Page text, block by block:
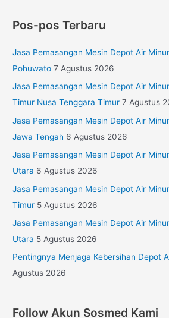
Pos-pos Terbaru
Jasa Pemasangan Mesin Depot Air
Pohuwato 7 Agustus 2026
Jasa Pemasangan Mesin Depot Air
Timur Nusa Tenggara Timur 7 Agustus
Jasa Pemasangan Mesin Depot Air
Jawa Tengah 6 Agustus 2026
Jasa Pemasangan Mesin Depot Air
Utara 6 Agustus 2026
Jasa Pemasangan Mesin Depot Air
Timur 5 Agustus 2026
Jasa Pemasangan Mesin Depot Air
Utara 5 Agustus 2026
Pentingnya Menjaga Kebersihan Depot
Agustus 2026
Follow Akun Sosmed Kami